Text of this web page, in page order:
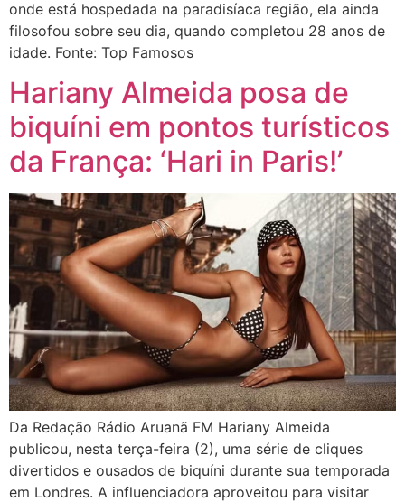
onde está hospedada na paradisíaca região, ela ainda
filosofou sobre seu dia, quando completou 28 anos de
idade. Fonte: Top Famosos
Hariany Almeida posa de
biquíni em pontos turísticos
da França: ‘Hari in Paris!’
Da Redação Rádio Aruanã FM Hariany Almeida
publicou, nesta terça-feira (2), uma série de cliques
divertidos e ousados de biquíni durante sua temporada
em Londres. A influenciadora aproveitou para visitar